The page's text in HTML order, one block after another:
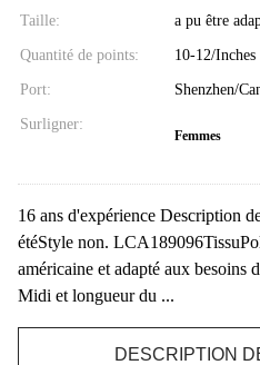
Taille: a pu être
Quantité de points: 10-12/Inches
Port: Shenzhen/
Surligner:
Femmes
16 ans d'expérience Description
étéStyle non.
américaine et adapté aux besoins
Midi et longueur du ...
DESCRIPTION